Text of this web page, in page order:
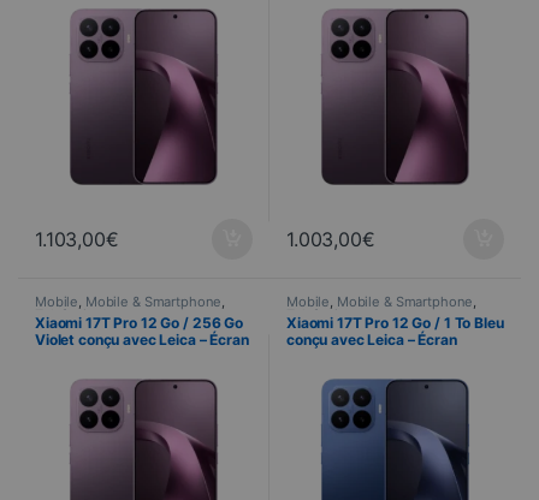
1.103,00€
câmara Leica de 50 MP
1.003,00€
Mobile Mobile & Smartphone
Telefonia
Xiaomi 17T Pro 12 Go / 256 Go
Violet conçu avec Leica – Écran
Mobile Mobile & Smartphone
Telefonia
Xiaomi 17T Pro 12 Go / 1 To Bleu
conçu avec Leica – Écran